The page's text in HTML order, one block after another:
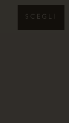
SCEGLI